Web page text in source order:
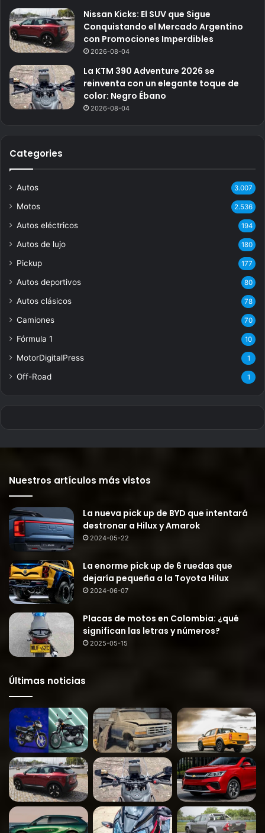
Nissan Kicks: El SUV que Sigue
Conquistando el Mercado Argentino
con Promociones Imperdibles
2026-08-04
La KTM 390 Adventure 2026 se
reinventa con un elegante toque de
color: Negro Ébano
2026-08-04
Categories
Autos 3.007
Motos 2.536
Autos eléctricos 194
Autos de lujo 180
Pickup 177
Autos deportivos 80
Autos clásicos 78
Camiones 70
Fórmula 1 10
MotorDigitalPress 1
Off-Road 1
Nuestros artículos más vistos
La nueva pick up de BYD que intentará
destronar a Hilux y Amarok
2024-05-22
La enorme pick up de 6 ruedas que
dejaría pequeña a la Toyota Hilux
2024-06-07
Placas de motos en Colombia: ¿qué
significan las letras y números?
2025-05-15
Últimas noticias